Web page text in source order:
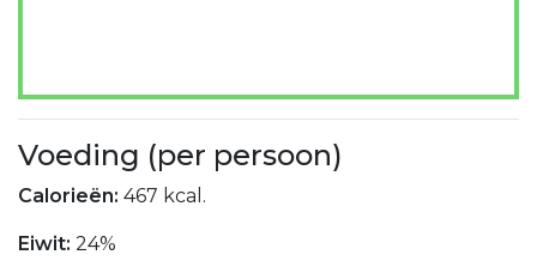
Voeding (per persoon)
Calorieën: 467 kcal.
Eiwit: 24%